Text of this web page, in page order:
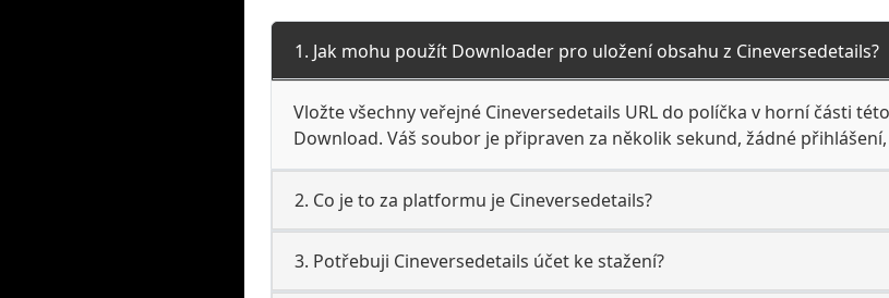
1. Jak mohu použít Downloader pro uložení obsahu z Cineversedetails?
Vložte všechny veřejné Cineversedetails URL do políčka v horní části
Download. Váš soubor je připraven za několik sekund, žádné
2. Co je to za platformu je Cineversedetails?
3. Potřebuji Cineversedetails účet ke stažení?